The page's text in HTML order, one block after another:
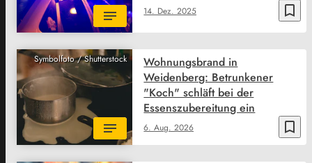
bookmark_border
14. Dez. 2025
Symbolfoto / Shutterstock
bookmark_border
6. Aug. 2026
Wohnungsbrand in
Weidenberg: Betrunkener
"Koch" schläft bei der
Essenszubereitung ein